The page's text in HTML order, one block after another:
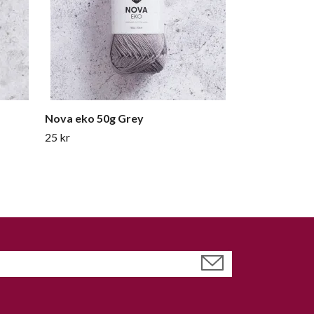
Nova eko 50g Grey
25 kr